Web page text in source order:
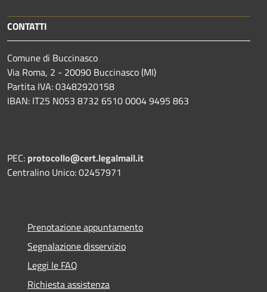
CONTATTI
Comune di Buccinasco
Via Roma, 2 - 20090 Buccinasco (MI)
Partita IVA: 03482920158
IBAN: IT25 N053 8732 6510 0004 9495 863
PEC: protocollo@cert.legalmail.it
Centralino Unico: 02457971
Prenotazione appuntamento
Segnalazione disservizio
Leggi le FAQ
Richiesta assistenza